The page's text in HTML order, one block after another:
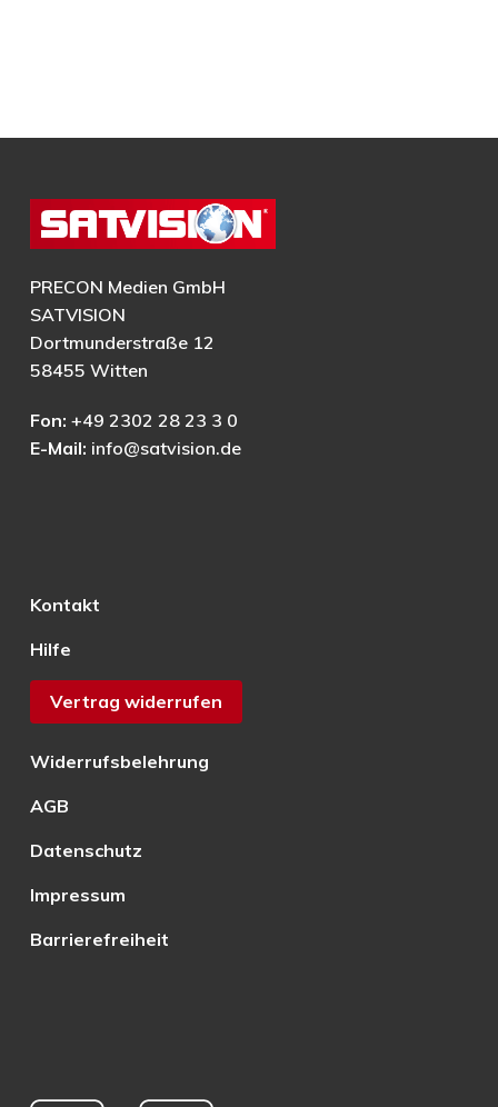
PRECON Medien GmbH
SATVISION
Dortmunderstraße 12
58455 Witten
Fon: +49 2302 28 23 3 0
E-Mail: info@satvision.de
Kontakt
Hilfe
Vertrag widerrufen
Widerrufsbelehrung
AGB
Datenschutz
Impressum
Barrierefreiheit